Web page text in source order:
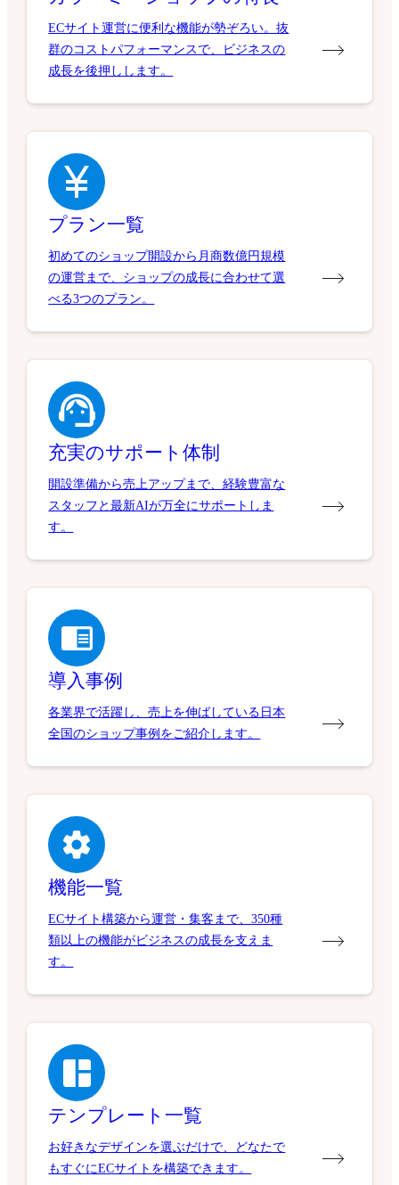
ECサイト運営に便利な機能が勢ぞろい。抜
群のコストパフォーマンスで、ビジネスの
成長を後押しします。
プラン一覧
初めてのショップ開設から月商数億円規模
の運営まで、ショップの成長に合わせて選
べる3つのプラン。
充実のサポート体制
開設準備から売上アップまで、経験豊富な
スタッフと最新AIが万全にサポートしま
す。
導入事例
各業界で活躍し、売上を伸ばしている日本
全国のショップ事例をご紹介します。
機能一覧
ECサイト構築から運営・集客まで、350種
類以上の機能がビジネスの成長を支えま
す。
テンプレート一覧
お好きなデザインを選ぶだけで、どなたで
もすぐにECサイトを構築できます。